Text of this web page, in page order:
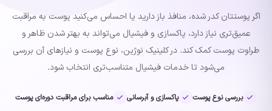
اگر پوستتان کدر شده، منافذ باز دارید یا احساس می‌کنید پوست به مراقبت
عمیق‌تری نیاز دارد، پاکسازی و فیشیال می‌تواند به بهتر شدن ظاهر و
طراوت پوست کمک کند. در کلینیک نوژین، نوع پوست و نیازهای آن بررسی
می‌شود تا خدمات فیشیال متناسب‌تری انتخاب شود.
بررسی نوع پوست پاکسازی و آبرسانی مناسب برای مراقبت دوره‌ای پوست